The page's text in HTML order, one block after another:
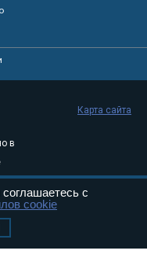
в
05
Карта сайта
с
cookie